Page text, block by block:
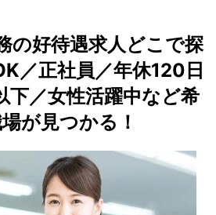
の好待遇求人どこで探
／正社員／年休120日
下／女性活躍中など希
が見つかる！